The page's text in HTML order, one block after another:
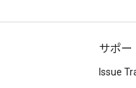
サポー
Issue